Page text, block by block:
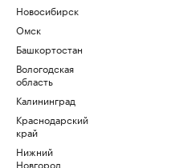
Новосибирск
Омск
Башкортостан
Вологодская
область
Калининград
Краснодарский
край
Нижний
Новгород